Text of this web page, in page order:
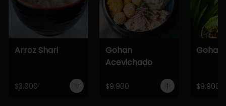
Arroz Shari
$3.000
Gohan
Acevichado
$9.900
Gohan
$9.900